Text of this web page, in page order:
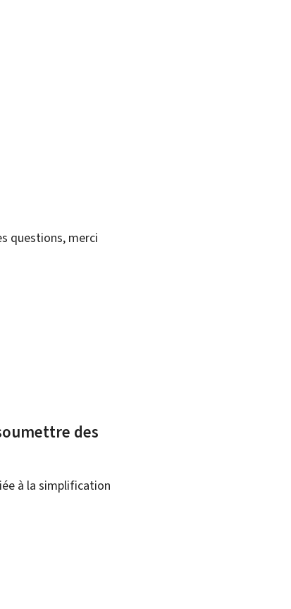
questions, merci
des
à la simplification